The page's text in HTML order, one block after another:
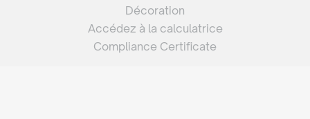
Décoration
Accédez à la calculatrice
Compliance Certificate